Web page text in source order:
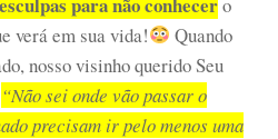
verá em sua vida!
Quando
nosso visinho querido Seu
“Não sei onde vão passar o
precisam ir pelo menos uma